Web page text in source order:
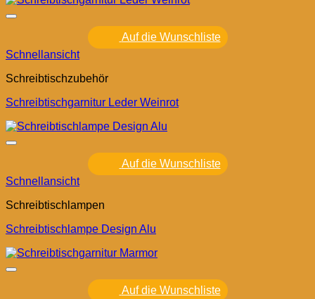
Auf die Wunschliste
Schnellansicht
Schreibtischzubehör
Schreibtischgarnitur Leder Weinrot
Auf die Wunschliste
Schnellansicht
Schreibtischlampen
Schreibtischlampe Design Alu
Auf die Wunschliste